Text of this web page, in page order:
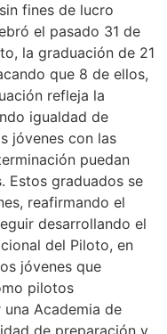
fines de lucro
el pasado 31 de
la graduación de 21
que 8 de ellos,
refleja la
igualdad de
jóvenes con las
puedan
Estos graduados se
reafirmando el
desarrollando el
del Piloto, en
jóvenes que
pilotos
Academia de